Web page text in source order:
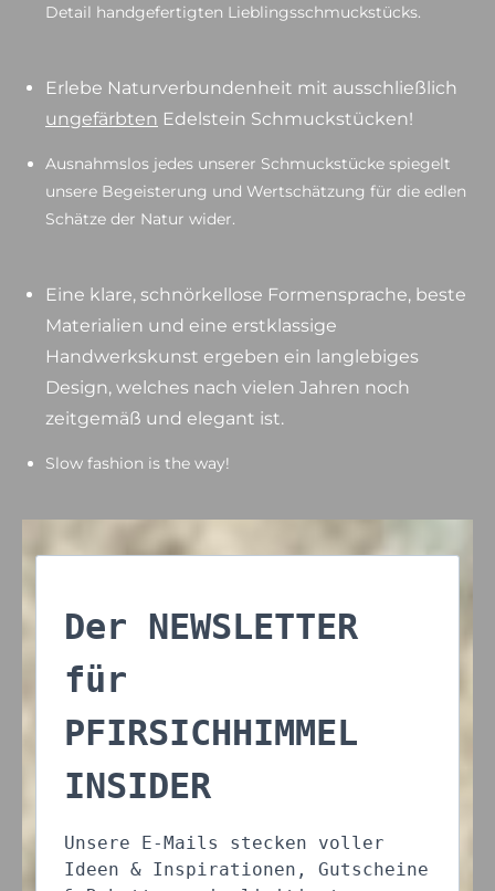
Detail handgefertigten Lieblingsschmuckstücks.
Erlebe Naturverbundenheit mit ausschließlich
ungefärbten Edelstein Schmuckstücken!
Ausnahmslos jedes unserer Schmuckstücke spiegelt
unsere Begeisterung und Wertschätzung für die edlen
Schätze der Natur wider.
Eine klare, schnörkellose Formensprache, beste
Materialien und eine erstklassige
Handwerkskunst ergeben ein langlebiges
Design, welches nach vielen Jahren noch
zeitgemäß und elegant ist.
Slow fashion is the way!
Der NEWSLETTER
für
PFIRSICHHIMMEL
INSIDER
Unsere E-Mails stecken voller
Ideen & Inspirationen, Gutscheine